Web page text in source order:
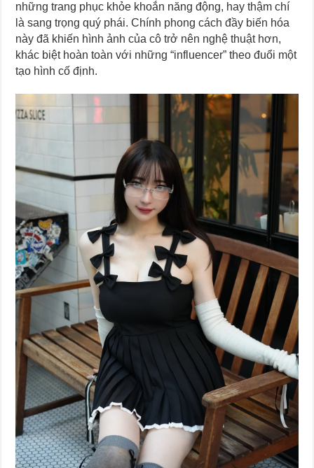
những trang phục khỏe khoắn năng động, hay thậm chí
là sang trọng quý phái. Chính phong cách đầy biến hóa
này đã khiến hình ảnh của cô trở nên nghệ thuật hơn,
khác biệt hoàn toàn với những “influencer” theo đuổi một
tạo hình cố định.